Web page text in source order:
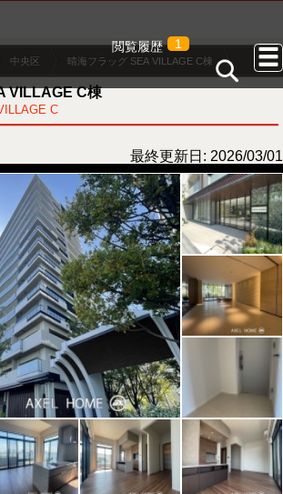
閲覧履歴 1
中央区 晴海フラッグ SEA VILLAGE C棟
VILLAGE C棟
C
最終更新日: 2026/03/01